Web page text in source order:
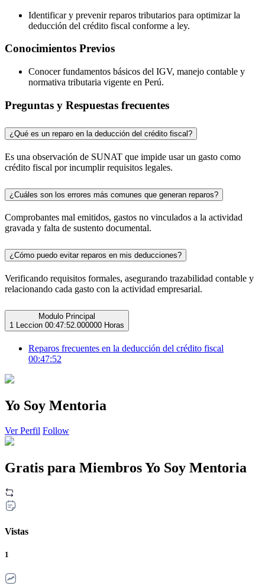
Identificar y prevenir reparos tributarios para optimizar la
deducción del crédito fiscal conforme a ley.
Conocimientos Previos
Conocer fundamentos básicos del IGV, manejo contable y
normativa tributaria vigente en Perú.
Preguntas y Respuestas frecuentes
¿Qué es un reparo en la deducción del crédito fiscal?
Es una observación de SUNAT que impide usar un gasto como
crédito fiscal por incumplir requisitos legales.
¿Cuáles son los errores más comunes que generan reparos?
Comprobantes mal emitidos, gastos no vinculados a la actividad
gravada y falta de sustento documental.
¿Cómo puedo evitar reparos en mis deducciones?
Verificando requisitos formales, asegurando trazabilidad contable y
relacionando cada gasto con la actividad empresarial.
Modulo Principal
1 Leccion 00:47:52.000000 Horas
Reparos frecuentes en la deducción del crédito fiscal
00:47:52
Yo Soy Mentoria
Ver Perfil Follow
Gratis para Miembros Yo Soy Mentoria
Vistas
1